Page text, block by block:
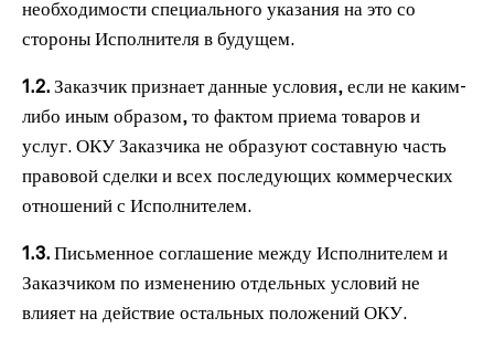
необходимости специального указания на это со
стороны Исполнителя в будущем.
1.2. Заказчик признает данные условия, если не каким-
либо иным образом, то фактом приема товаров и
услуг. ОКУ Заказчика не образуют составную часть
правовой сделки и всех последующих коммерческих
отношений с Исполнителем.
1.3. Письменное соглашение между Исполнителем и
Заказчиком по изменению отдельных условий не
влияет на действие остальных положений ОКУ.